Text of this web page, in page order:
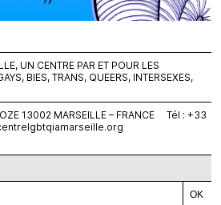
UN CENTRE PAR ET POUR LES
BIES, TRANS, QUEERS, INTERSEXES,
13002 MARSEILLE – FRANCE Tél : +33